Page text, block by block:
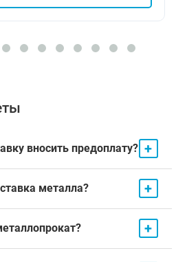
вносить предоплату? +
металла? +
+